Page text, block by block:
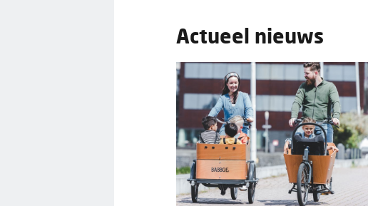
Actueel nieuws